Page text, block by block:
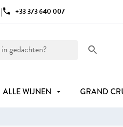
|phone +33 373 640 007
search
ALLE WIJNEN GRAND